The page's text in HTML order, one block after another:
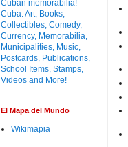
El Mapa del Mundo
Wikimapia